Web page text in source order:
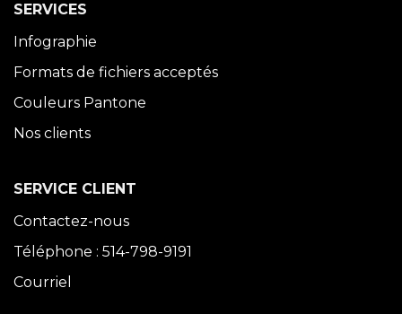
SERVICES
Infographie
Formats de fichiers acceptés
Couleurs Pantone
Nos clients
SERVICE CLIENT
Contactez-nous
Téléphone : 514-798-9191
Courriel